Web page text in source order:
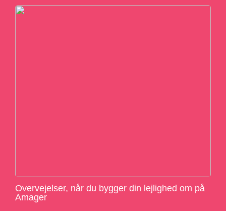
Overvejelser, når du bygger din lejlighed om på
Amager